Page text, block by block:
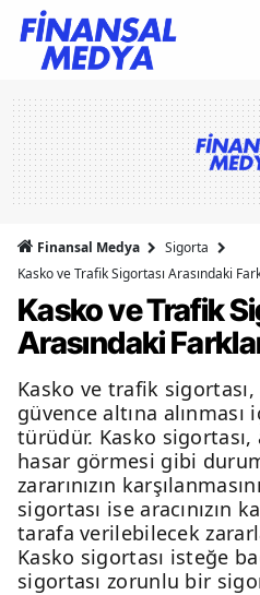
Finansal Medya
Sigorta
Kasko ve Trafik Sigortası Arasındaki
Kasko ve Trafik
Arasındaki
Kasko ve trafik
güvence altına
türüdür. Kasko sigortası,
hasar görmesi gibi
zararınızın
sigortası ise aracınızın
tarafa verilebilecek
Kasko sigortası isteğe
sigortası zorunlu bir